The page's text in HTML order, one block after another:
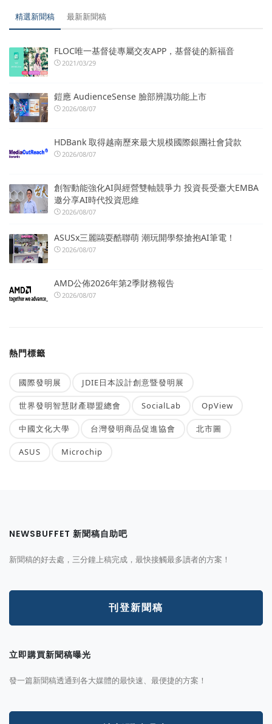
精選新聞稿 最新新聞稿
FLOC唯一基督徒專屬交友APP，基督徒的新福音
2021/03/29
鎧應 AudienceSense 臉部辨識功能上市
2026/08/07
HDBank 取得越南歷來最大規模國際銀團社會貸款
2026/08/07
創智動能強化AI與經營雙軸競爭力 投資長受臺大EMBA
邀分享AI時代投資思維
2026/08/07
ASUSx三麗鷗耍酷聯萌 潮玩開學祭搶抱AI筆電！
2026/08/07
AMD公佈2026年第2季財務報告
2026/08/07
熱門標籤
國際發明展 JDIE日本設計創意暨發明展
世界發明智慧財產聯盟總會 SocialLab OpView
中國文化大學 台灣發明商品促進協會 北市圖
ASUS Microchip
NEWSBUFFET 新聞稿自助吧
新聞稿的好去處，三分鐘上稿完成，最快接觸最多讀者的方案！
刊登新聞稿
立即購買新聞稿曝光
發一篇新聞稿透通到各大媒體的最快速、最便捷的方案！